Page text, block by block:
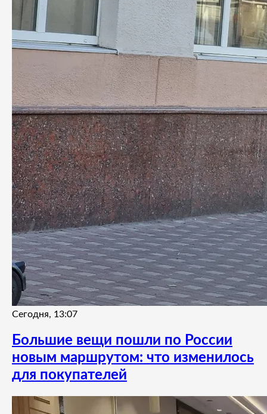
Сегодня, 13:07
Большие вещи пошли по России
новым маршрутом: что изменилось
для покупателей